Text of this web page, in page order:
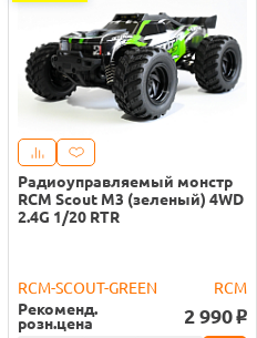
Радиоуправляемый монстр
RCM Scout M3 (зеленый) 4WD
2.4G 1/20 RTR
RCM-SCOUT-GREEN
RCM
Рекоменд.
розн.цена 2 990 o